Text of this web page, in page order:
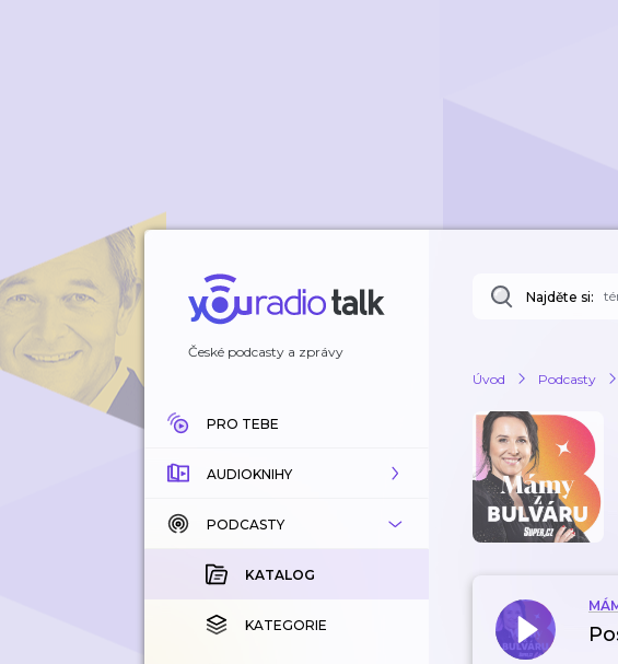
České podcasty a zprávy
PRO TEBE
AUDIOKNIHY
KATALOG
KOUPENÉ
KATEGORIE
PODCASTY
KATALOG
KATEGORIE
Najděte si:
Úvod Podcasty